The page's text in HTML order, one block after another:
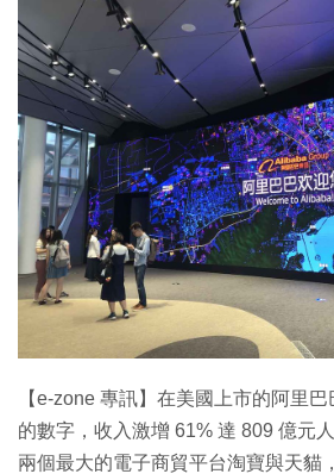
遊戲動漫
教學評測
EduTech
IT Times
生成式AI與雲端應用
Enterprise Digital Transformation
特集
【e-zone 專訊】在美國上市的阿里
的數字，收入激增 61% 達 809 億元
兩個最大的電子商貿平台淘寶與天貓